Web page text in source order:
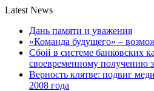
Latest News
Дань памяти и уважения
«Команда будущего» –
Сбой в системе банковских
своевременному получению
Верность клятве: подвиг
2008 года